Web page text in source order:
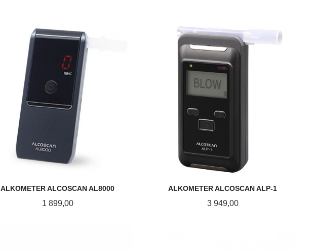
ALKOMETER ALCOSCAN AL8000
Pris
1 899,00
ALKOMETER ALCOSCAN ALP-1
Pris
3 949,00